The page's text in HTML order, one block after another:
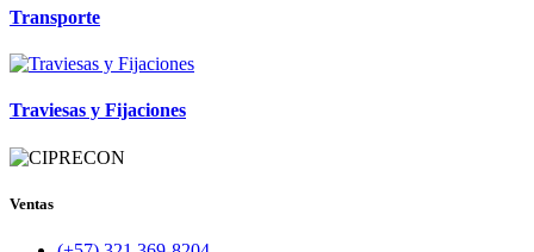
Transporte
Traviesas y Fijaciones
Ventas